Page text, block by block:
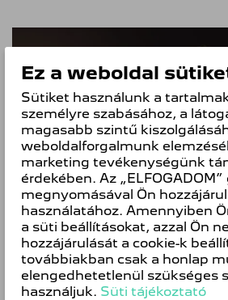
PEUGEOT 8 ÉV / 200.000
GARANCIÁVAL*
A BIZALOM ÚTJÁN !
Ez a weboldal
Sütiket használunk a
személyre szabásához, a
magasabb szintű
weboldalforgalmunk
marketing tevékenységünk
érdekében. Az
megnyomásával Ön
használatához. Amennyiben
a süti beállításokat, azzal Ön
hozzájárulását a cookie-k
továbbiakban csak a honlap
elengedhetetlenül szükséges
használjuk. Süti tájékoztató